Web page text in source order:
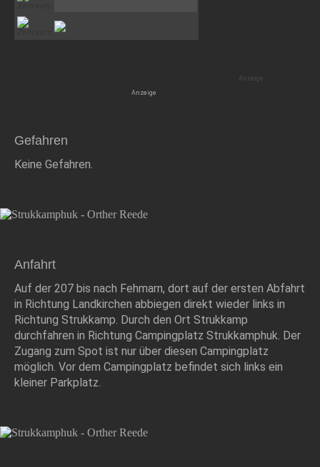
Gefahren
Keine Gefahren.
Anfahrt
Auf der 207 bis nach Fehmarn, dort auf der ersten Abfahrt
in Richtung Landkirchen abbiegen direkt wieder links in
Richtung Strukkamp. Durch den Ort Strukkamp
durchfahren in Richtung Campingplatz Strukkamphuk. Der
Zugang zum Spot ist nur über diesen Campingplatz
möglich. Vor dem Campingplatz befindet sich links ein
kleiner Parkplatz.